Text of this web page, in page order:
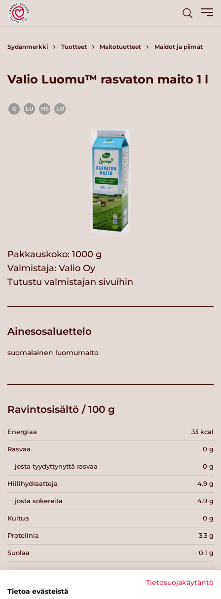
Sydänmerkki Tuotteet Maitotuotteet Maidot ja piimät
Valio Luomu™ rasvaton maito 1 l
G LU HS LO
Pakkauskoko: 1000 g
Valmistaja: Valio Oy
Tutustu valmistajan sivuihin
Ainesosaluettelo
suomalainen luomumaito
Ravintosisältö / 100 g
Energiaa 33 kcal
Rasvaa 0 g
josta tyydyttynyttä rasvaa 0 g
Hiilihydraatteja 4.9 g
josta sokereita 4.9 g
Kuitua 0 g
Proteiinia 3.3 g
Suolaa 0.1 g
Tietosuojakäytäntö
Tietoa evästeistä